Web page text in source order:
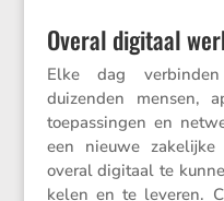
Overal digitaal
Elke dag
duizenden mensen,
toepas­singen en
een nieuwe
overal digitaal te
kelen en te leveren.